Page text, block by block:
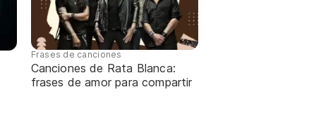
Frases de canciones
Canciones de Rata Blanca:
frases de amor para compartir